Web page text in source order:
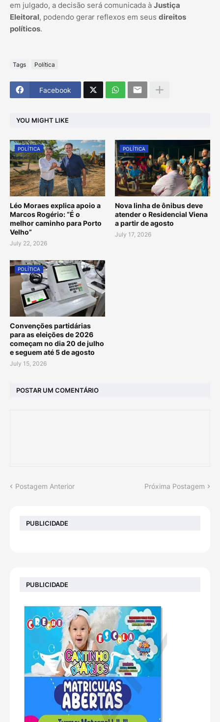
em julgado, a decisão será comunicada à Justiça
Eleitoral, podendo gerar reflexos em seus direitos
políticos.
Tags Política
Facebook
YOU MIGHT LIKE
POLÍTICA
Léo Moraes explica apoio a
Marcos Rogério: “É o
melhor caminho para Porto
Velho”
July 22, 2026
POLÍTICA
Nova linha de ônibus deve
atender o Residencial Viena
a partir de agosto
July 17, 2026
POLÍTICA
Convenções partidárias
para as eleições de 2026
começam no dia 20 de julho
e seguem até 5 de agosto
July 15, 2026
POSTAR UM COMENTÁRIO
Postagem Anterior Próxima Postagem
PUBLICIDADE
PUBLICIDADE